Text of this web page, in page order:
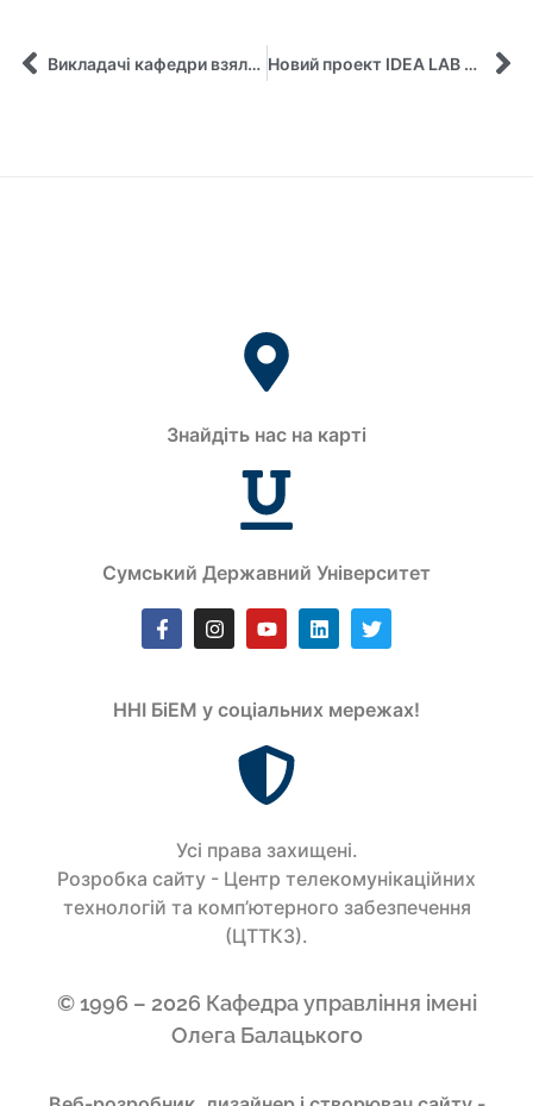
Викладачі кафедри взяли участь у програмі мобільності в Університеті Бат Спа (Великобританія) у рамках проєкту ERASMUS+ Новий проект IDEA LAB кафедри управління ім. Олега Балацького СумДУ
Знайдіть нас на карті
Сумський Державний Університет
ННІ БіЕМ у соціальних мережах!
Усi права захищенi.
Розробка сайту - Центр телекомунікаційних
технологій та комп’ютерного забезпечення
(ЦТТКЗ).
© 1996 – 2026 Кафедра управління імені
Олега Балацького